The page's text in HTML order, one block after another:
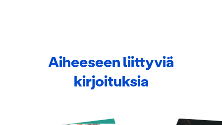
Aiheeseen liittyviä
kirjoituksia